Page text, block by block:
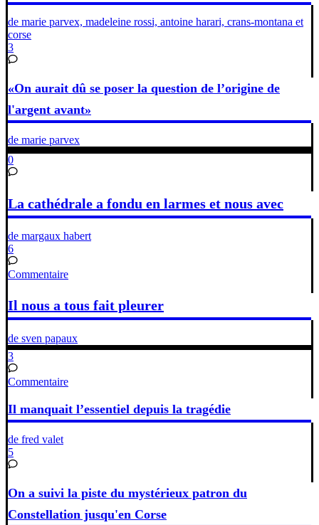
de marie parvex, madeleine rossi, antoine harari, crans-montana et
corse
3
«On aurait dû se poser la question de l’origine de
l'argent avant»
de marie parvex
0
La cathédrale a fondu en larmes et nous avec
de margaux habert
6
Commentaire
Il nous a tous fait pleurer
de sven papaux
3
Commentaire
Il manquait l’essentiel depuis la tragédie
de fred valet
5
On a suivi la piste du mystérieux patron du
Constellation jusqu'en Corse